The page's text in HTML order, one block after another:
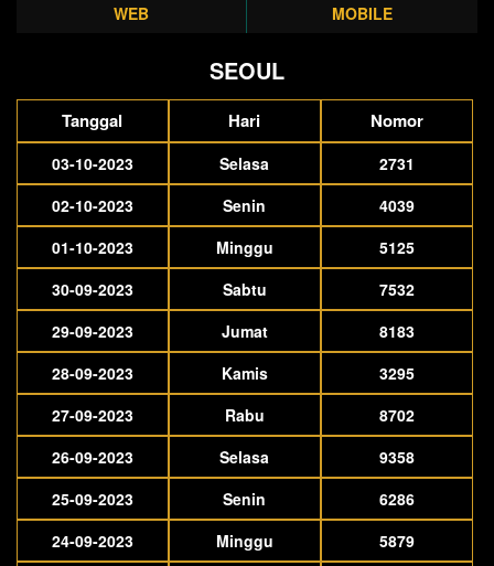
WEB
MOBILE
SEOUL
Tanggal Hari Nomor
03-10-2023 Selasa
2731
02-10-2023
Senin
4039
01-10-2023
Minggu
5125
30-09-2023
Sabtu
7532
29-09-2023
Jumat
8183
28-09-2023
Kamis
3295
27-09-2023
Rabu
8702
26-09-2023
Selasa
9358
25-09-2023
Senin
6286
24-09-2023
Minggu 5879